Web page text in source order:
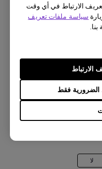
الارتباط في أي وقت
سياسة ملفات تعريف
الضرورية فقط
الارتباط
PD2705U,
لا